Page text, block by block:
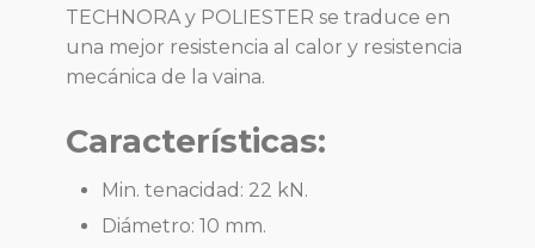
TECHNORA y POLIESTER se traduce en
una mejor resistencia al calor y resistencia
mecánica de la vaina.
Características:
Min. tenacidad: 22 kN.
Diámetro: 10 mm.